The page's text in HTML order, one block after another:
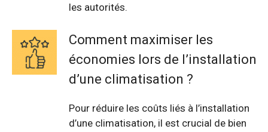
les autorités.
Comment maximiser les
économies lors de l’installation
d’une climatisation ?
Pour réduire les coûts liés à l’installation
d’une climatisation, il est crucial de bien